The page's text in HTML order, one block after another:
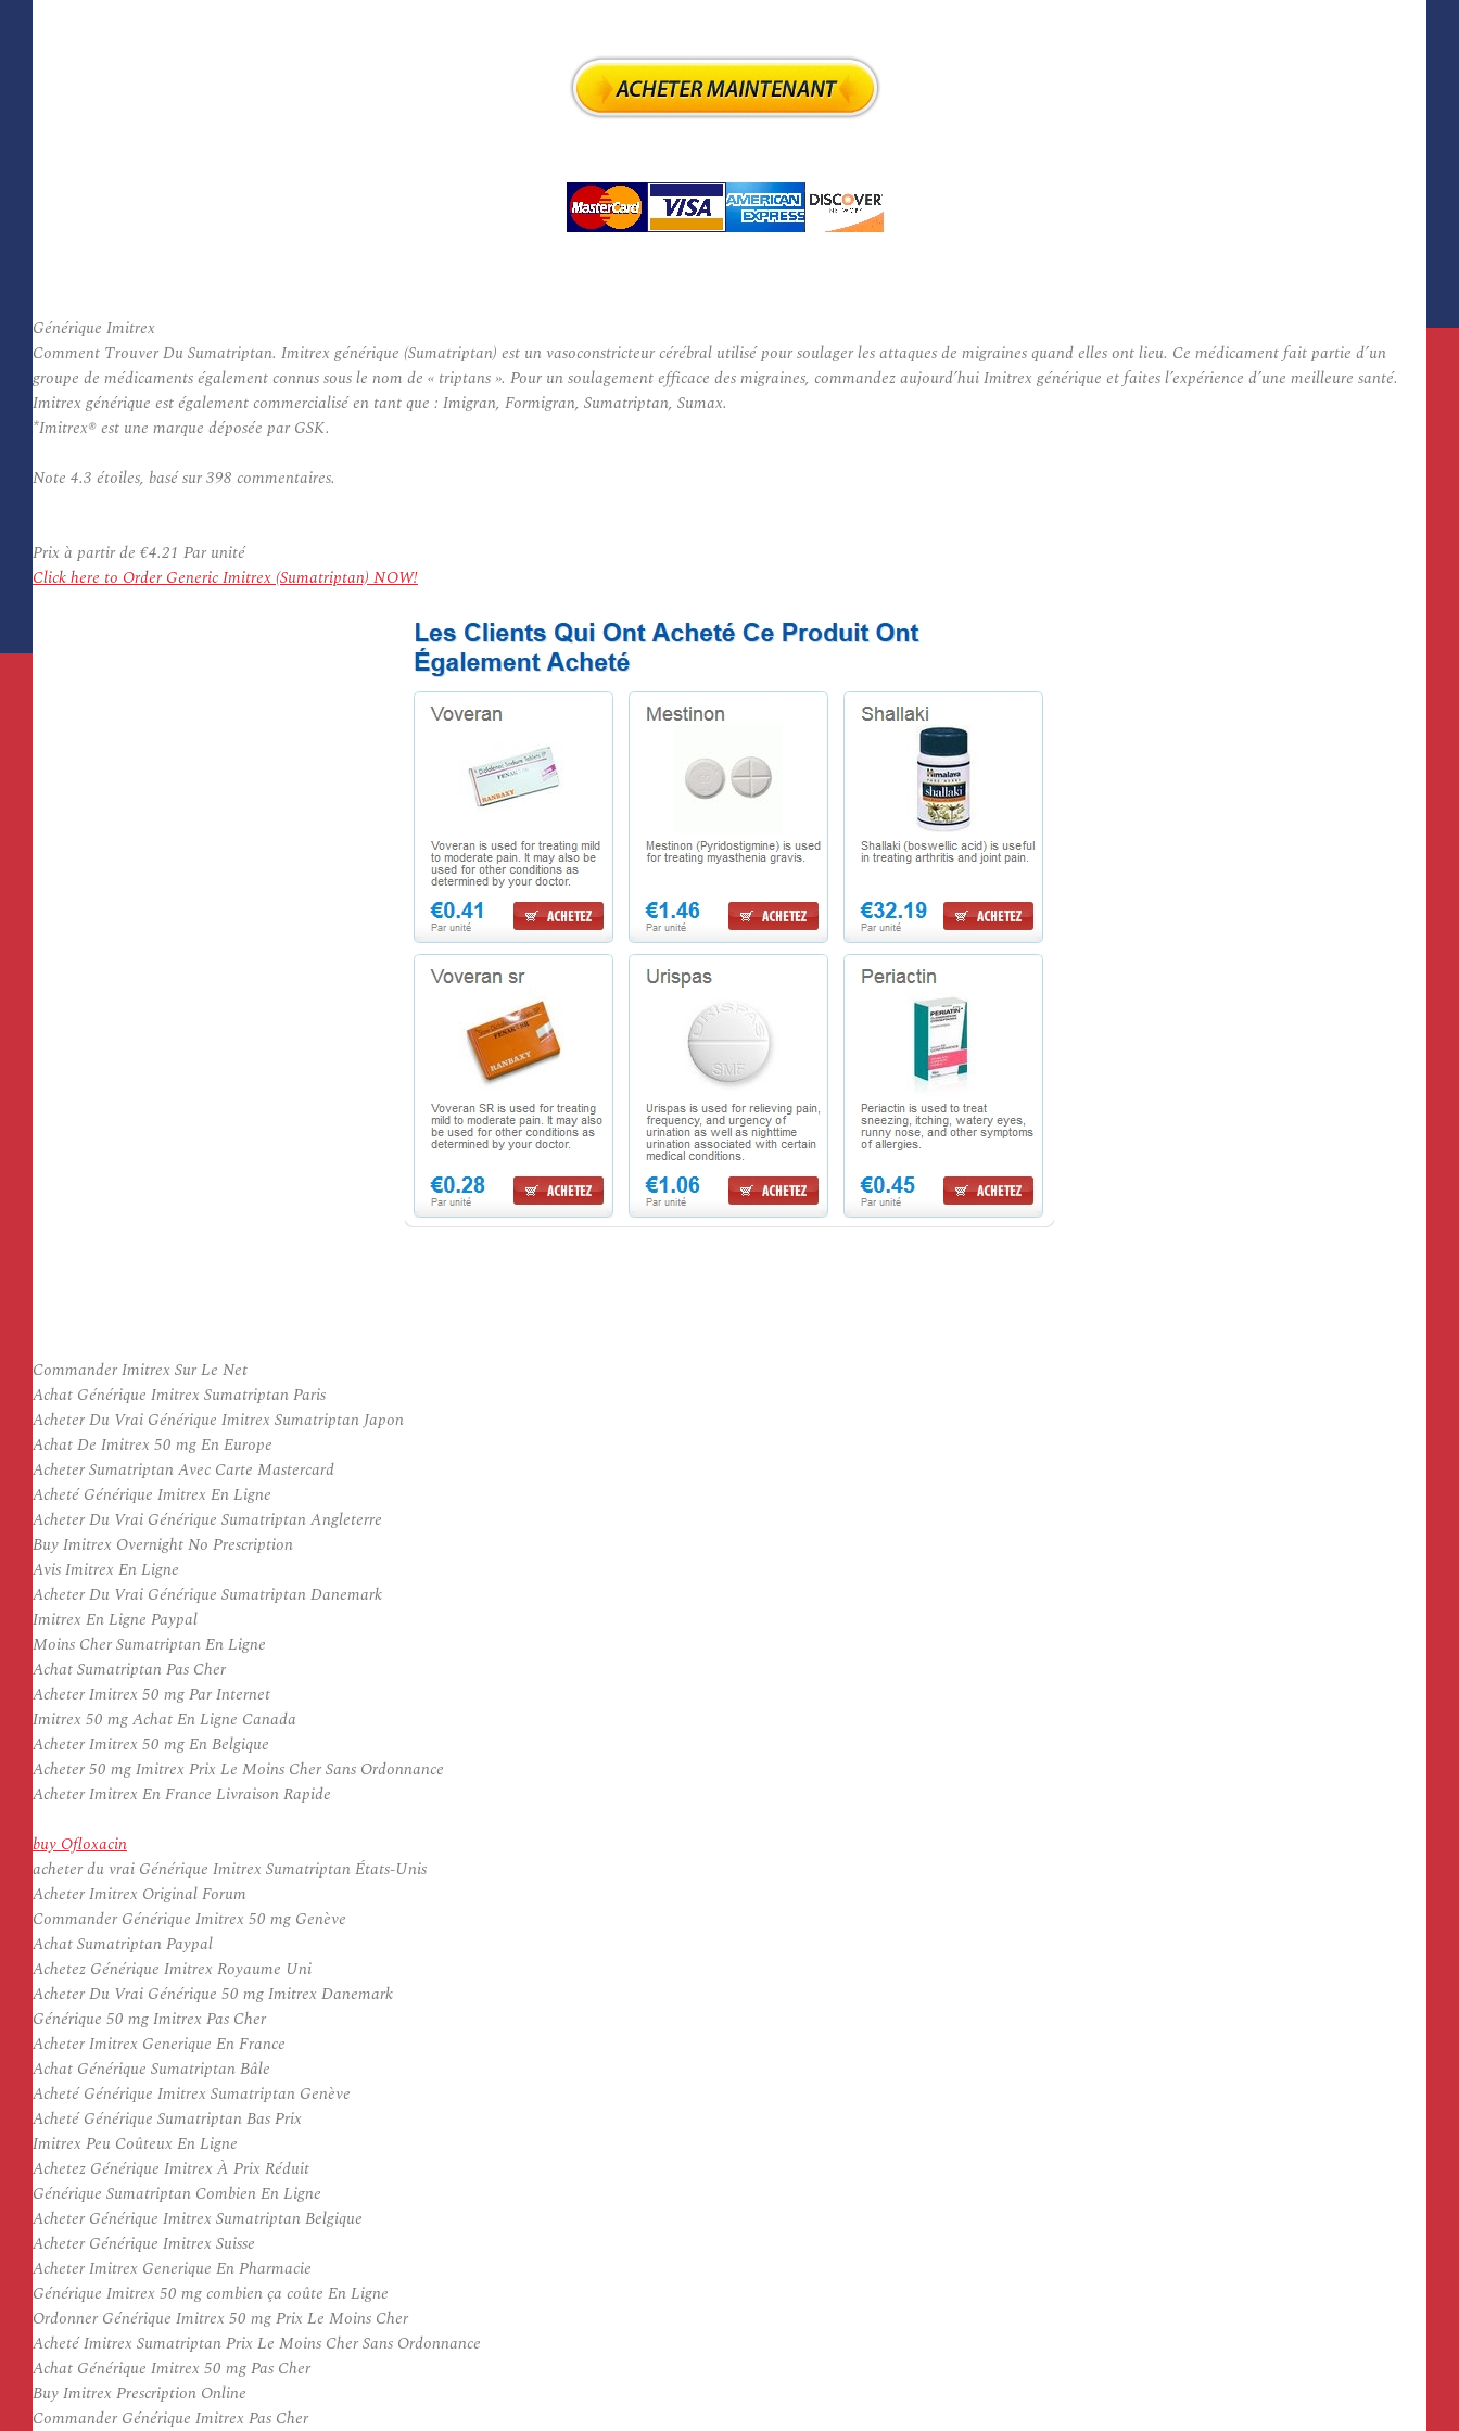
Générique Imitrex
Comment Trouver Du Sumatriptan. Imitrex générique (Sumatriptan) est un vasoconstricteur cérébral utilisé pour soulager les attaques de migraines quand elles ont lieu. Ce médicament fait partie d’un
groupe de médicaments également connus sous le nom de « triptans ». Pour un soulagement efficace des migraines, commandez aujourd’hui Imitrex générique et faites l’expérience d’une meilleure santé.
Imitrex générique est également commercialisé en tant que : Imigran, Formigran, Sumatriptan, Sumax.
*Imitrex® est une marque déposée par GSK.
Note 4.3 étoiles, basé sur398 commentaires.
Prix à partir de €4.21 Par unité
Click here to Order Generic Imitrex (Sumatriptan) NOW!
Commander Imitrex Sur Le Net
Achat Générique Imitrex Sumatriptan Paris
Acheter Du Vrai Générique Imitrex Sumatriptan Japon
Achat De Imitrex 50 mg En Europe
Acheter Sumatriptan Avec Carte Mastercard
Acheté Générique Imitrex En Ligne
Acheter Du Vrai Générique Sumatriptan Angleterre
Buy Imitrex Overnight No Prescription
Avis Imitrex En Ligne
Acheter Du Vrai Générique Sumatriptan Danemark
Imitrex En Ligne Paypal
Moins Cher Sumatriptan En Ligne
Achat Sumatriptan Pas Cher
Acheter Imitrex 50 mg Par Internet
Imitrex 50 mg Achat En Ligne Canada
Acheter Imitrex 50 mg En Belgique
Acheter 50 mg Imitrex Prix Le Moins Cher Sans Ordonnance
Acheter Imitrex En France Livraison Rapide
buy Ofloxacin
acheter du vrai Générique Imitrex Sumatriptan États-Unis
Acheter Imitrex Original Forum
Commander Générique Imitrex 50 mg Genève
Achat Sumatriptan Paypal
Achetez Générique Imitrex Royaume Uni
Acheter Du Vrai Générique 50 mg Imitrex Danemark
Générique 50 mg Imitrex Pas Cher
Acheter Imitrex Generique En France
Achat Générique Sumatriptan Bâle
Acheté Générique Imitrex Sumatriptan Genève
Acheté Générique Sumatriptan Bas Prix
Imitrex Peu Coûteux En Ligne
Achetez Générique Imitrex À Prix Réduit
Générique Sumatriptan Combien En Ligne
Acheter Générique Imitrex Sumatriptan Belgique
Acheter Générique Imitrex Suisse
Acheter Imitrex Generique En Pharmacie
Générique Imitrex 50 mg combien ça coûte En Ligne
Ordonner Générique Imitrex 50 mg Prix Le Moins Cher
Acheté Imitrex Sumatriptan Prix Le Moins Cher Sans Ordonnance
Achat Générique Imitrex 50 mg Pas Cher
Buy Imitrex Prescription Online
Commander Générique Imitrex Pas Cher